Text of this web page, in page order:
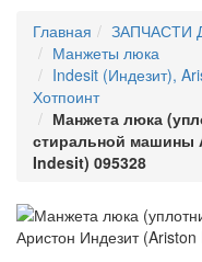
Главная
ЗАПЧАСТИ
Манжеты люка
Indesit (Индезит),
Хотпоинт
Манжета люка
стиральной машины
Indesit) 095328